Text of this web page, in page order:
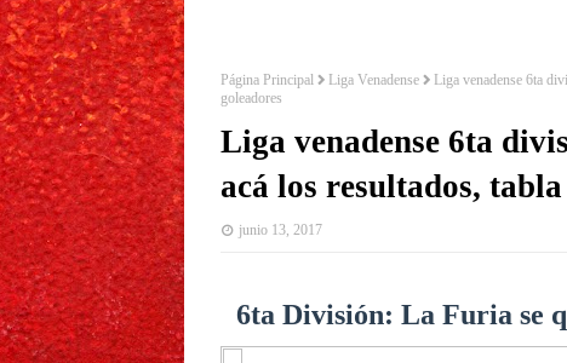
Página Principal Liga Venadense
Liga venadense 6ta
goleadores
Liga venadense 6ta
acá los resultados,
junio 13, 2017
6ta División: La Furia se